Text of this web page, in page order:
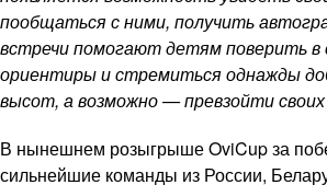
пообщаться с ними, получить
встречи помогают детям поверить в
ориентиры и стремиться однажды
высот, а возможно — превзойти
В нынешнем розыгрыше OviCup за
сильнейшие команды из России,